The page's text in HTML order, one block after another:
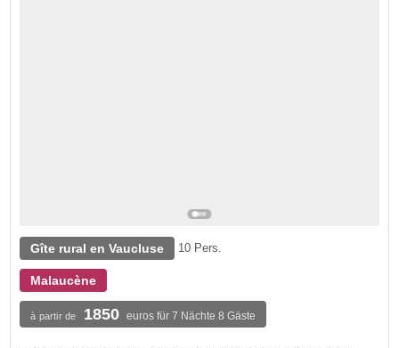
Gîte rural en Vaucluse 10 Pers.
Malaucène
à partir de 1850 euros für 7 Nächte 8 Gäste